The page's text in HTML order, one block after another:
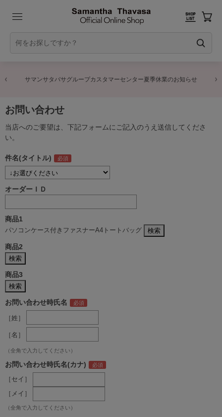
サマンサタバサグループカスタマーセンター夏季休業のお知らせ
お問い合わせ
当店へのご要望は、下記フォームにご記入のうえ送信してくださ
い。
件名(タイトル)
オーダーＩＤ
商品1
パソコンケース付きファスナーA4トートバッグ
商品2
商品3
お問い合わせ時氏名
［姓］
［名］
（全角で入力してください）
お問い合わせ時氏名(カナ)
［セイ］
［メイ］
（全角で入力してください）